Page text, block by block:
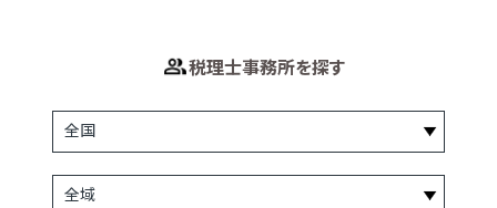
税理士事務所を探す